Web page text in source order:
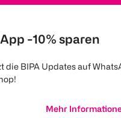
-10% sparen
die BIPA Updates auf
Mehr